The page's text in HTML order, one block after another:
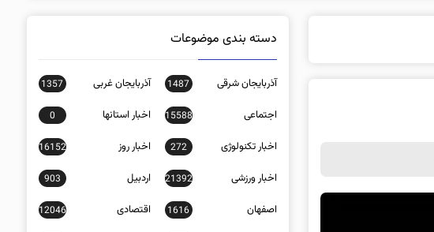
دسته بندی موضوعات
آذربایجان شرقی 1487 آذربایجان غربی 1357
اجتماعی 15588 اخبار استانها 0
اخبار تکنولوژی 272 اخبار روز 16152
اخبار ورزشی 21392 اردبیل 903
اصفهان 1616 اقتصادی 12046